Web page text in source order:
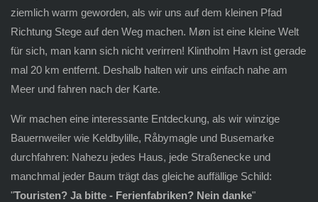
ziemlich warm geworden, als wir uns auf dem kleinen Pfad
Richtung Stege auf den Weg machen. Møn ist eine kleine Welt
für sich, man kann sich nicht verirren! Klintholm Havn ist gerade
mal 20 km entfernt. Deshalb halten wir uns einfach nahe am
Meer und fahren nach der Karte.
Wir machen eine interessante Entdeckung, als wir winzige
Bauernweiler wie Keldbylille, Råbymagle und Busemarke
durchfahren: Nahezu jedes Haus, jede Straßenecke und
manchmal jeder Baum trägt das gleiche auffällige Schild:
"Touristen? Ja bitte - Ferienfabriken? Nein danke"